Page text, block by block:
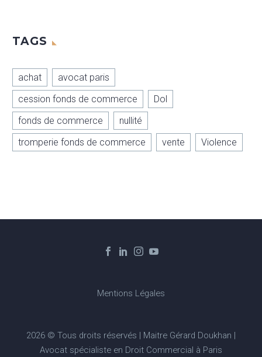
TAGS
achat
avocat paris
cession fonds de commerce
Dol
fonds de commerce
nullité
tromperie fonds de commerce
vente Violence
Mentions Légales
2026 © Tous droits réservés | Maitre Gérard Doukhan |
Avocat spécialiste en Droit Commercial à Paris